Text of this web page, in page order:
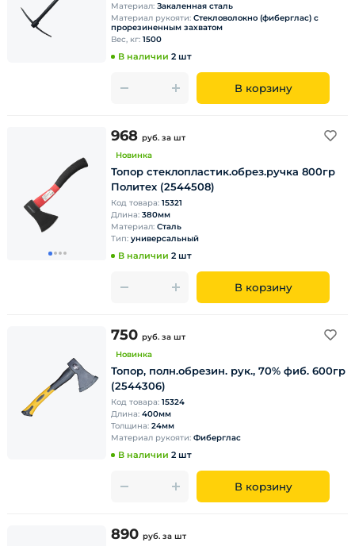
Материал: Закаленная сталь
Материал рукояти: Стекловолокно (фиберглас) с
прорезиненным захватом
Вес, кг: 1500
В наличии 2 шт
В корзину
968 руб. за шт
Новинка
Топор стеклопластик.обрез.ручка 800гр
Политех (2544508)
Код товара: 15321
Длина: 380мм
Материал: Сталь
Тип: универсальный
В наличии 2 шт
В корзину
750 руб. за шт
Новинка
Топор, полн.обрезин. рук., 70% фиб. 600гр
(2544306)
Код товара: 15324
Длина: 400мм
Толщина: 24мм
Материал рукояти: Фиберглас
В наличии 2 шт
В корзину
890 руб. за шт